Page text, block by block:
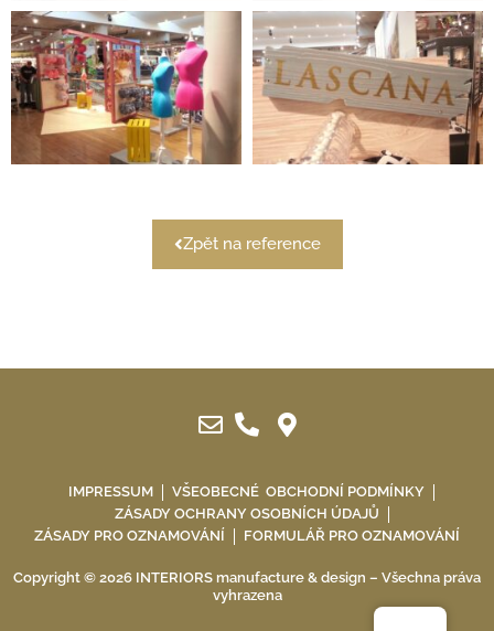
Zpět na reference
IMPRESSUM
VŠEOBECNÉ OBCHODNÍ PODMÍNKY
ZÁSADY OCHRANY OSOBNÍCH ÚDAJŮ
ZÁSADY PRO OZNAMOVÁNÍ
FORMULÁŘ PRO OZNAMOVÁNÍ
Copyright © 2026 INTERIORS manufacture & design – Všechna práva
vyhrazena